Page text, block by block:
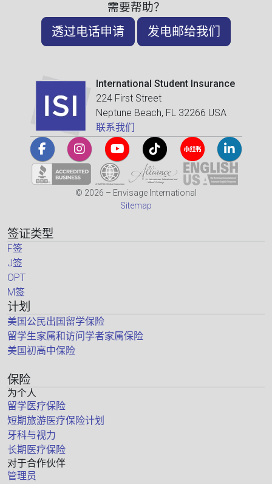
需要帮助？
透过电话申请 发电邮给我们
International Student Insurance
224 First Street
Neptune Beach, FL 32266 USA
联系我们
© 2026 – Envisage International
Sitemap
签证类型
F签
J签
OPT
M签
计划
美国公民出国留学保险
留学生家属和访问学者家属保险
美国初高中保险
保险
为个人
留学医疗保险
短期旅游医疗保险计划
牙科与视力
长期医疗保险
对于合作伙伴
管理员